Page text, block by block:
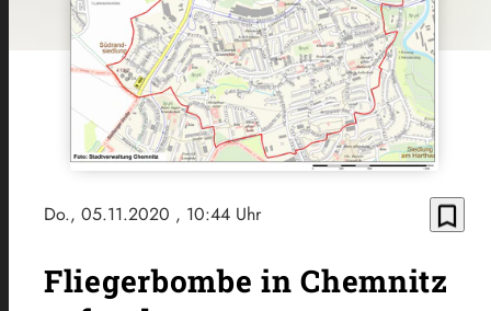
Do., 05.11.2020 , 10:44 Uhr bookmark_border
Fliegerbombe in Chemnitz